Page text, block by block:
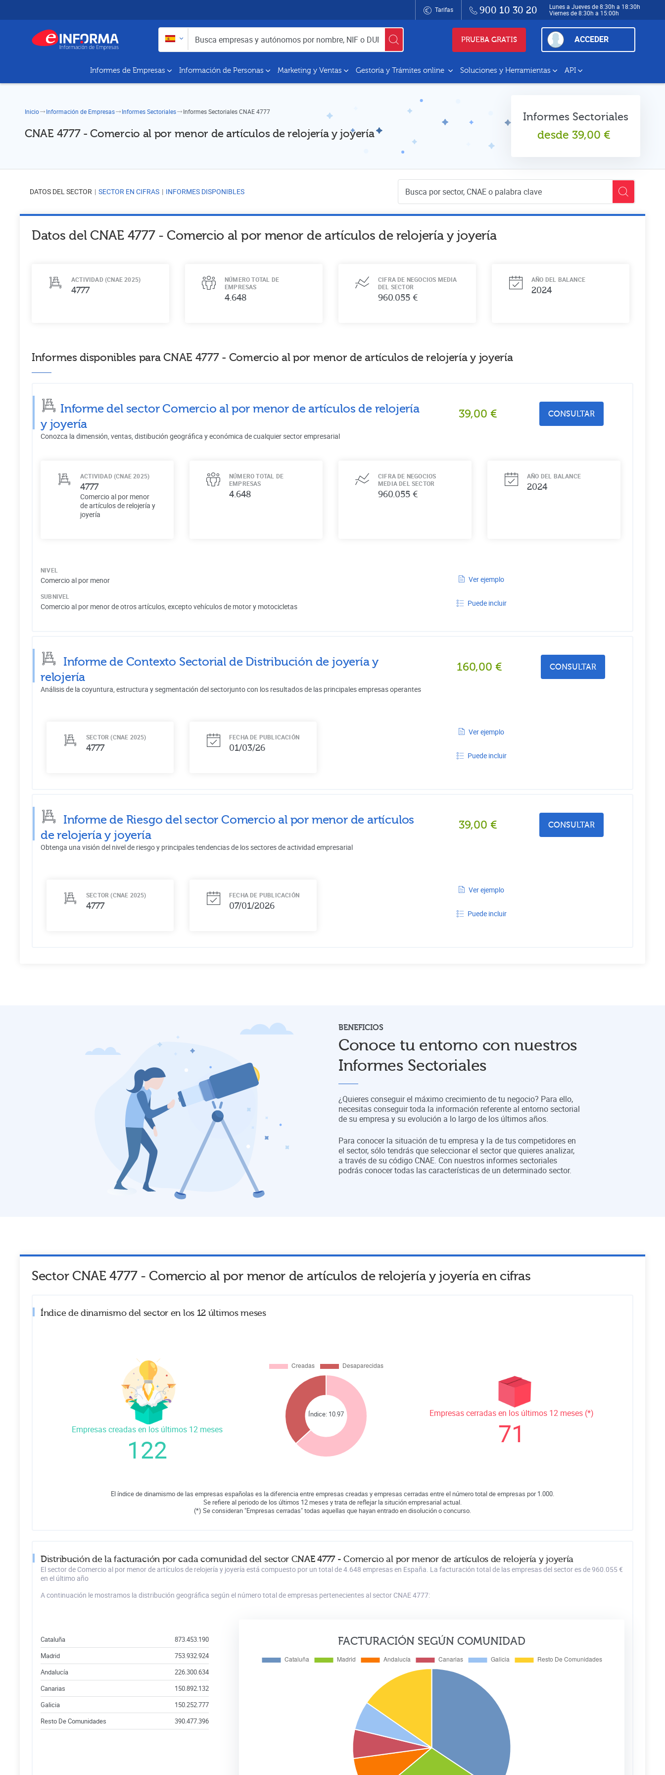
Tarifas 900 10 30 20
Lunes a Jueves de 8:30h a 18:30h
Viernes de 8:30h a 15:00h
PRUEBA GRATIS ACCEDER
Informes de Empresas Información de Personas Marketing y Ventas Gestoría y Trámites online Soluciones y Herramientas API
Inicio Información de Empresas Informes Sectoriales Informes Sectoriales CNAE 4777
CNAE 4777 - Comercio al por menor de artículos de relojería y joyería
Informes Sectoriales
desde 39,00 €
DATOS DEL SECTOR SECTOR EN CIFRAS INFORMES DISPONIBLES
Datos del CNAE 4777- Comercio al por menor de artículos de relojería y joyería
ACTIVIDAD (CNAE 2025)
4777
NÚMERO TOTAL DE
EMPRESAS
4.648
CIFRA DE NEGOCIOS MEDIA
DEL SECTOR
960.055 €
AÑO DEL BALANCE
2024
Informes disponibles para CNAE 4777 - Comercio al por menor de artículos de relojería y joyería
Informe del sector Comercio al por menor de artículos de relojería
y joyería
39,00 € CONSULTAR
Conozca la dimensión, ventas, distibución geográfica y económica de cualquier sector empresarial
ACTIVIDAD (CNAE 2025)
4777
Comercio al por menor
de artículos de relojería y
joyería
NÚMERO TOTAL DE
EMPRESAS
4.648
CIFRA DE NEGOCIOS
MEDIA DEL SECTOR
960.055 €
AÑO DEL BALANCE
2024
NIVEL
Comercio al por menor
SUBNIVEL
Comercio al por menor de otros artículos, excepto vehículos de motor y motocicletas
Ver ejemplo
Puede incluir
Informe de Contexto Sectorial de Distribución de joyería y
relojería
160,00 € CONSULTAR
Análisis de la coyuntura, estructura y segmentación del sectorjunto con los resultados de las principales empresas operantes
SECTOR (CNAE 2025)
4777
FECHA DE PUBLICACIÓN
01/03/26
Ver ejemplo
Puede incluir
Informe de Riesgo del sectorComercio al por menor de artículos
de relojería y joyería
39,00 € CONSULTAR
Obtenga una visión del nivel de riesgo y principales tendencias de los sectores de actividad empresarial
SECTOR (CNAE 2025)
4777
FECHA DE PUBLICACIÓN
07/01/2026
Ver ejemplo
Puede incluir
BENEFICIOS
Conoce tu entorno con nuestros
Informes Sectoriales
¿Quieres conseguir el máximo crecimiento de tu negocio? Para ello,
necesitas conseguir toda la información referente al entorno sectorial
de su empresa y su evolución a lo largo de los últimos años.
Para conocer la situación de tu empresa y la de tus competidores en
el sector, sólo tendrás que seleccionar el sector que quieres analizar,
a través de su código CNAE. Con nuestros informes sectoriales
podrás conocer todas las características de un determinado sector.
Sector CNAE4777- Comercio al por menor de artículos de relojería y joyeríaen cifras
Índice de dinamismo del sector en los 12 últimos meses
Empresas creadas en los últimos 12 meses
122
Índice: 10.97 Empresas cerradas en los últimos 12 meses (*)
71
El índice de dinamismo de las empresas españolas es la diferencia entre empresas creadas y empresas cerradas entre el número total de empresas por 1.000.
Se refiere al periodo de los últimos 12 meses y trata de reflejar la situción empresarial actual.
(*) Se consideran "Empresas cerradas" todas aquellas que hayan entrado en disolución o concurso.
Distribución de la facturación por cada comunidad del sector CNAE 4777 - Comercio al por menor de artículos de relojería y joyería
El sector de Comercio al por menor de artículos de relojería y joyería está compuesto por un total de 4.648 empresas en España. La facturación total de las empresas del sector es de 960.055 €
en el último año
A continuación le mostramos la distribución geográfica según el número total de empresas pertenecientes al sector CNAE 4777:
Cataluña
873.453.190
Madrid
753.932.924
Andalucía
226.300.634
Canarias
150.892.132
Galicia
150.252.777
Resto De Comunidades
390.477.396
FACTURACIÓN SEGÚN COMUNIDAD